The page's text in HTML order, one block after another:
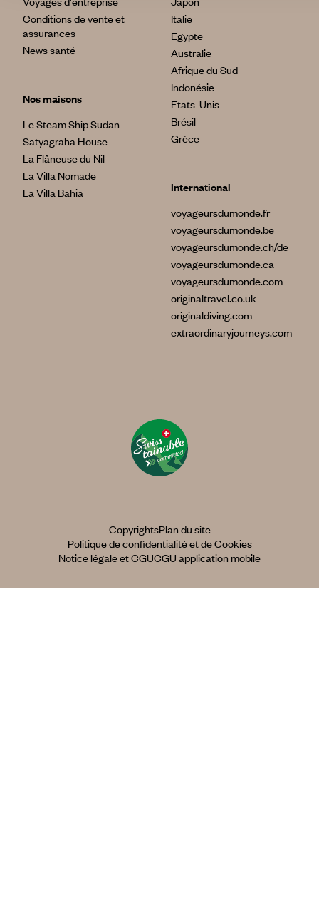
Conditions de vente et
assurances
News santé
Nos maisons
Le Steam Ship Sudan
Satyagraha House
La Flâneuse du Nil
La Villa Nomade
La Villa Bahia
Italie
Egypte
Australie
Afrique du Sud
Indonésie
Etats-Unis
Brésil
Grèce
International
voyageursdumonde.fr
voyageursdumonde.be
voyageursdumonde.ch/de
voyageursdumonde.ca
voyageursdumonde.com
originaltravel.co.uk
originaldiving.com
extraordinaryjourneys.com
CopyrightsPlan du site
Politique de confidentialité et de Cookies
Notice légale et CGUCGU application mobile